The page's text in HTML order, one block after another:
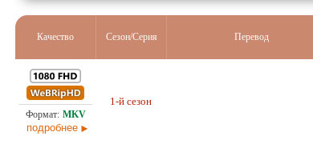
Качество Сезон/Серия Перевод
подробнее
1-й сезон